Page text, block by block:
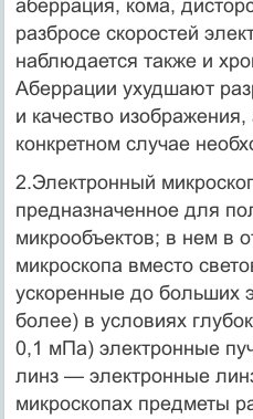
аберрация, кома,
разбросе скоростей
наблюдается также и
Аберрации ухудшают
и качество
конкретном случае
2.Электронный
предназначенное для
микрообъектов; в нем в
микроскопа вместо
ускоренные до больших
более) в условиях
0,1 мПа) электронные
линз — электронные
микроскопах предметы